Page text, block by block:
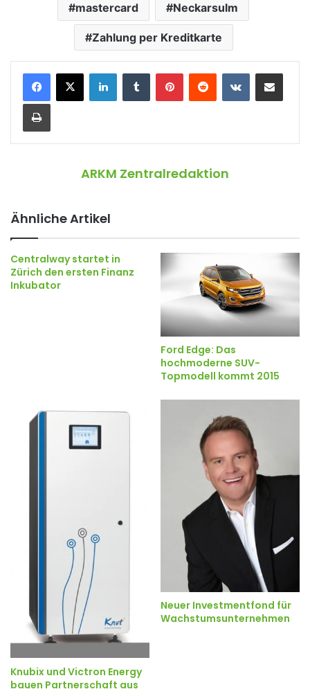
mastercard Neckarsulm
Zahlung per Kreditkarte
ARKM Zentralredaktion
Ähnliche Artikel
Centralway startet in
Zürich den ersten Finanz
Inkubator
Ford Edge: Das
hochmoderne SUV-
Topmodell kommt 2015
Knubix und Victron Energy
bauen Partnerschaft aus
Neuer Investmentfond für
Wachstumsunternehmen